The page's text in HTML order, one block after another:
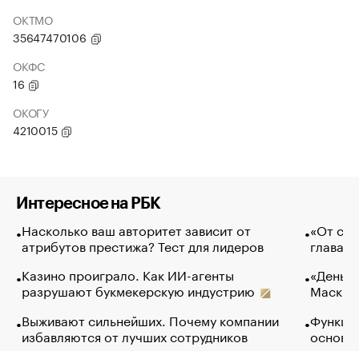
ОКТМО
35647470106
ОКФС
16
ОКОГУ
4210015
Интересное на РБК
Насколько ваш авторитет зависит от
атрибутов престижа? Тест для лидеров
Казино проиграло. Как ИИ-агенты
разрушают букмекерскую индустрию
Выживают сильнейших. Почему компании
избавляются от лучших сотрудников
«От
глава
Маск в
основ